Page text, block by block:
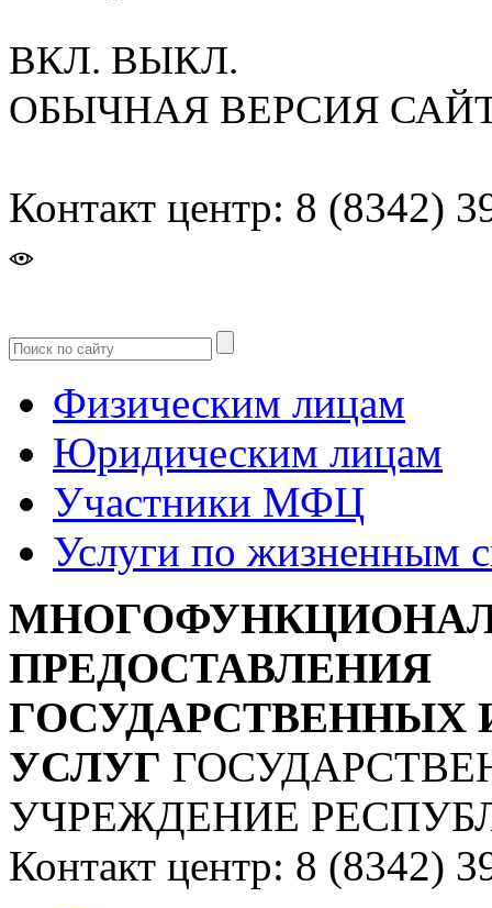
ВКЛ. ВЫКЛ.
ОБЫЧНАЯ ВЕРСИЯ
Контакт центр: 8 (8342)
Физическим лицам
Юридическим лицам
Участники МФЦ
Услуги по жизненным
ПРЕДОСТАВЛЕНИЯ
УСЛУГ
УЧРЕЖДЕНИЕ
Контакт центр: 8 (8342)